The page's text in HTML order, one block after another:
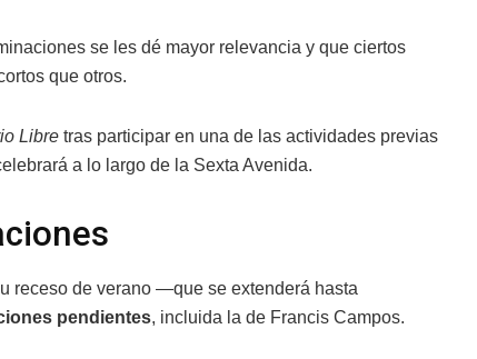
se les dé mayor relevancia y que ciertos
que otros.
Libre tras participar en una de las actividades previas
a lo largo de la Sexta Avenida.
receso de verano —que se extenderá hasta
pendientes, incluida la de Francis Campos.